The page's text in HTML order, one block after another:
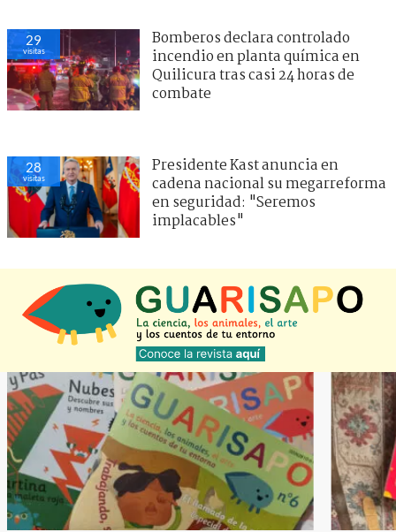
29
visitas
Bomberos declara controlado
incendio en planta química en
Quilicura tras casi 24 horas de
combate
28
visitas
Presidente Kast anuncia en
cadena nacional su megarreforma
en seguridad: "Seremos
implacables"